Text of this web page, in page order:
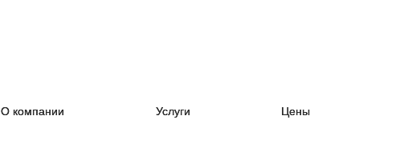
О компании Услуги Цены